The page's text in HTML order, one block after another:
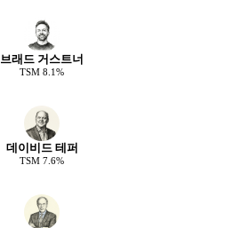
브래드 거스트너
TSM 8.1%
데이비드 테퍼
TSM 7.6%